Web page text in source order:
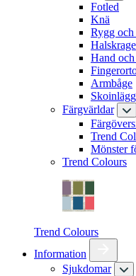
Fotled
Knä
Rygg och
Halskrage
Hand
Armbåge
Skoinlägg
Färgvärldar
Trend
Mönster
Trend Colours
Trend Colours
Information
Sjukdomar